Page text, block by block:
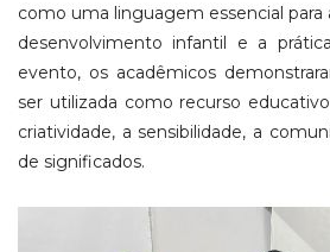
como uma linguagem essencial para
desenvolvimento infantil e a
evento, os acadêmicos
ser utilizada como recurso
criatividade, a sensibilidade, a
de significados.